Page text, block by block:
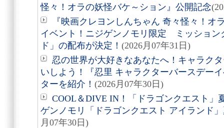
怪々！オラの妖怪バケ～ション』公開記念
『映画クレヨンしんちゃん 奇々怪々！オ
イベント！ニジゲンノモリ限定 ミッション
ド」の配布が決定！ (2026月07年31日)
忍の世界が大好きなあなたへ！キャラク
いしよう！『忍里 キャラクターバースデー
ターを紹介！ (2026月07年30日)
COOL＆DIVE IN！「ドラゴンクエスト」
ゲンノモリ「ドラゴンクエスト アイランド
月07年30日)